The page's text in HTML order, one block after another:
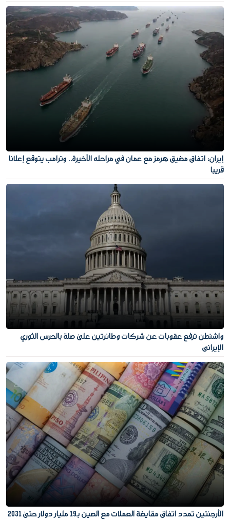
إيران: اتفاق مضيق هرمز مع عمان في مراحله الأخيرة.. وترامب يتوقع إعلانا
قريبا
واشنطن ترفع عقوبات عن شركات وطائرتين على صلة بالحرس الثوري
الإيراني
الأرجنتين تمدد اتفاق مقايضة العملات مع الصين بـ19 مليار دولار حتى 2031